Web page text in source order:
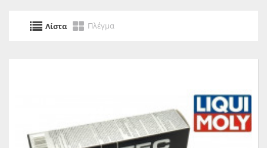
Λίστα Πλέγμα